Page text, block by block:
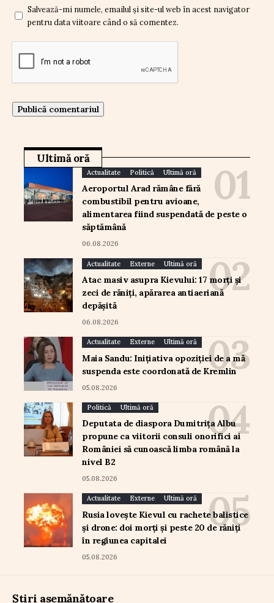
Salvează-mi numele, emailul și site-ul web în acest navigator
pentru data viitoare când o să comentez.
Ultimă oră
Actualitate Politică Ultimă oră
Aeroportul Arad rămâne fără
combustibil pentru avioane,
alimentarea fiind suspendată de peste o
săptămână
06.08.2026
Actualitate Externe Ultimă oră
Atac masiv asupra Kievului: 17 morți și
zeci de răniți, apărarea antiaeriană
depășită
06.08.2026
Actualitate Externe Ultimă oră
Maia Sandu: Inițiativa opoziției de a mă
suspenda este coordonată de Kremlin
05.08.2026
Politică Ultimă oră
Deputata de diaspora Dumitrița Albu
propune ca viitorii consuli onorifici ai
României să cunoască limba română la
nivel B2
05.08.2026
Actualitate Externe Ultimă oră
Rusia lovește Kievul cu rachete balistice
și drone: doi morți și peste 20 de răniți
în regiunea capitalei
05.08.2026
Știri asemănătoare